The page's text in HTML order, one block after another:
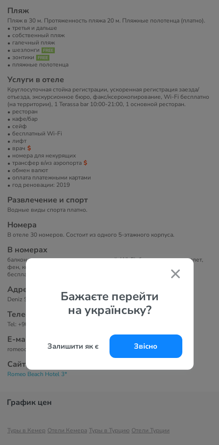
Бажаєте перейти
на українську?
Залишити як є Звісно
Пляж
Пляж в 30 м. Протяженность пляжа 20 м. Пляжные полотенца (платно).
третья и дальше
собственный пляж
галечный пляж
шезлонги
зонтики
пляжные полотенца
Услуги в отеле
Круглосуточная стойка регистрации, ускоренная регистрация заезда/
отъезда, экскурсионное бюро, факс/ксерокопирование, Wi-Fi бесплатно
(на территории), 1 Terassa bar 10:00-21:00, 1 основной ресторан.
ресторан
кафе/бар
сейф
бесплатный Wi-Fi
лифт
врач
номера для некурящих
трансфер в/из аэропорта
обмен валют
оплата платежными картами
год реновации: 2019
Развлечение и спорт
Водные виды спорта платно.
Номера
В отеле 30 номеров. Состоит из одного 5-этажного корпуса.
В номерах
балкон, кондиционер: индивидуальный, Wi-Fi: бесплатно, душ, туалет,
фен, косметические принадлежности, телефон, сейф в номере:
бесплатно, TV: каналы.
Адрес
Deniz Sok. No: 29, Kemer, Antalya, Turkey
Телефоны
Tel: +90 242 814 67 69
Е-маil
romeootel@hotmail.com
Сайт
Romeo Beach Hotel 3*
График цен
Туры в Кемер Отели Кемера Туры в Турцию Отели Турции